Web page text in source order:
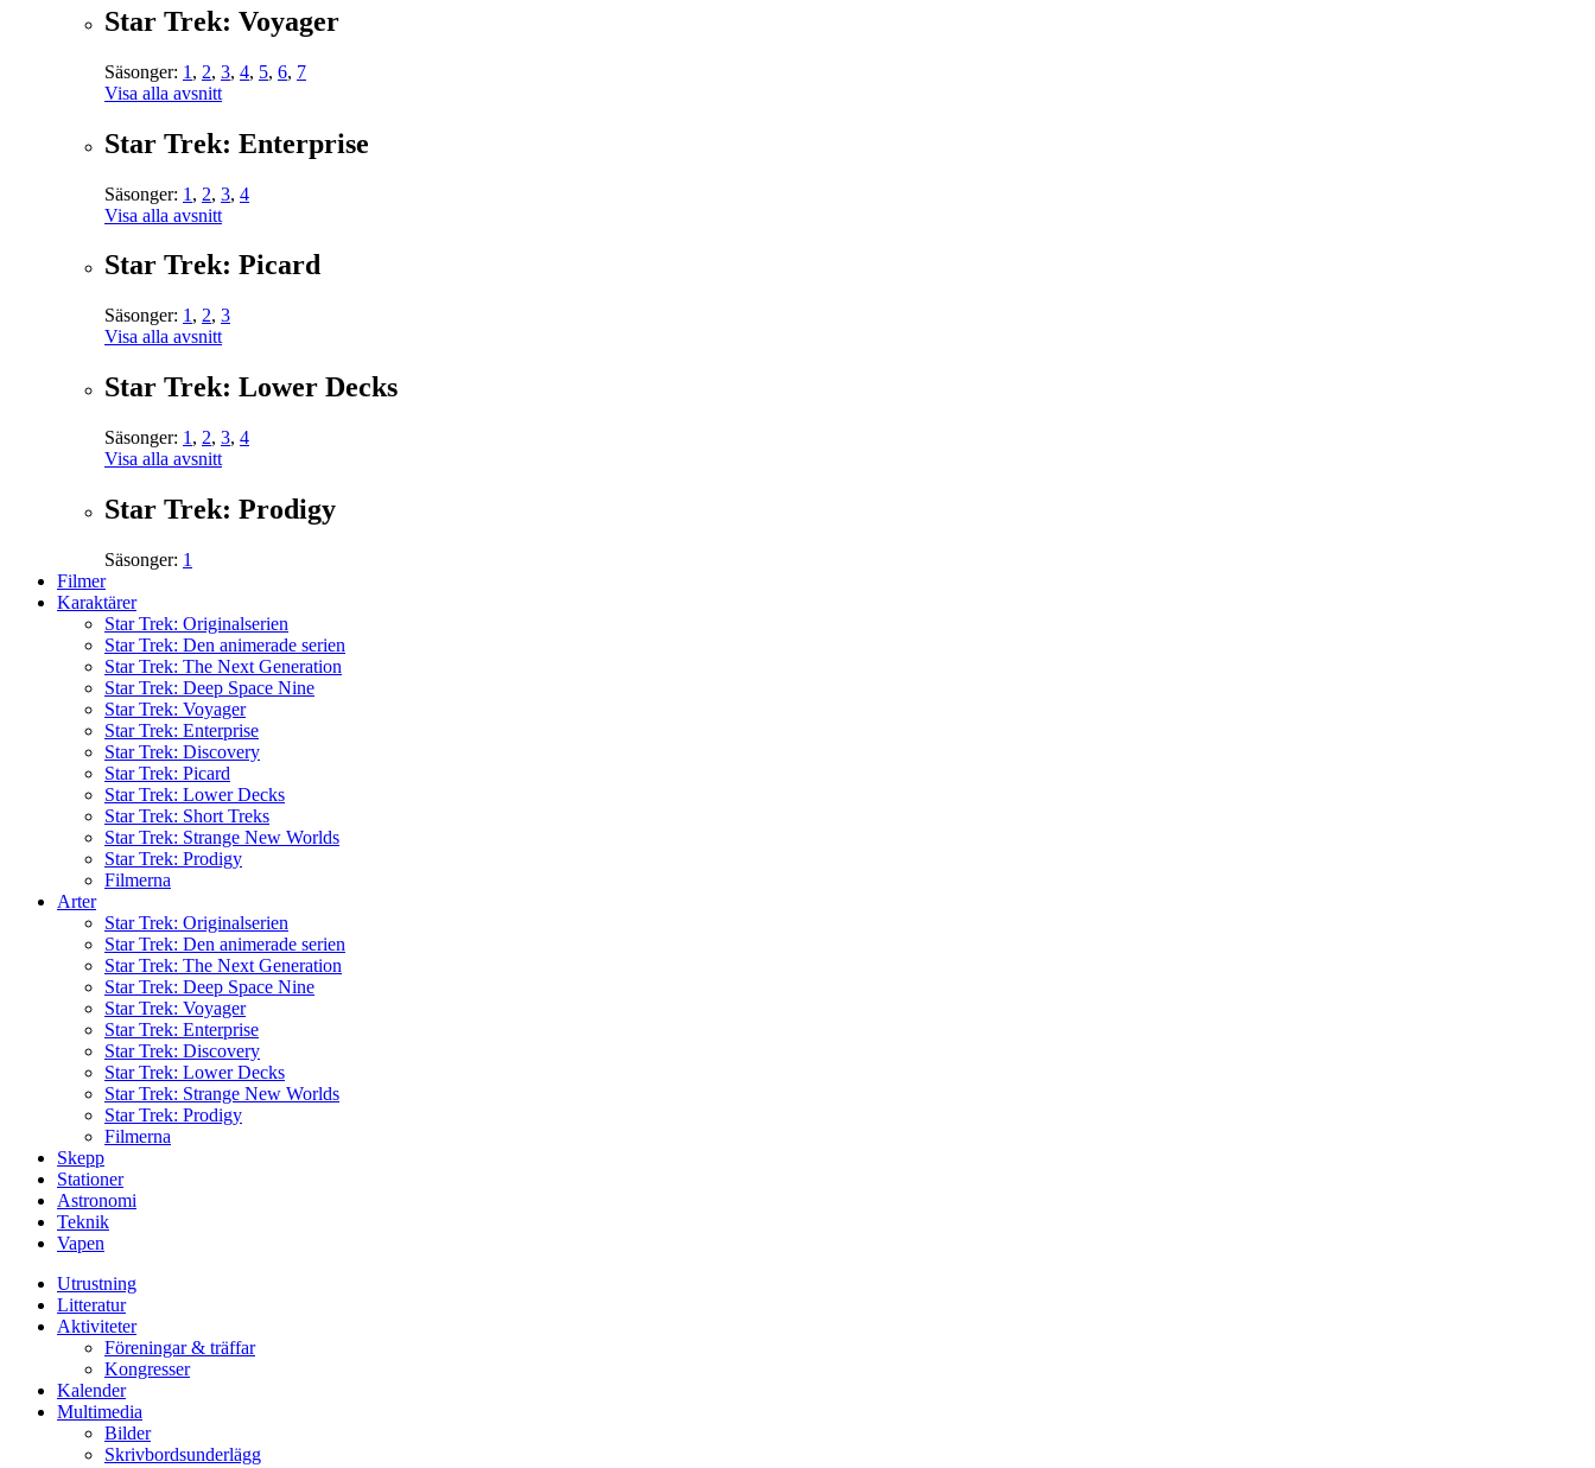
Star Trek: Voyager
Säsonger: 1 , 2, 3, 4, 5, 6, 7
Visa alla avsnitt
Star Trek: Enterprise
Säsonger: 1 , 2, 3, 4
Visa alla avsnitt
Star Trek: Picard
Säsonger: 1 , 2, 3
Visa alla avsnitt
Star Trek: Lower Decks
Säsonger: 1 , 2, 3, 4
Visa alla avsnitt
Star Trek: Prodigy
Säsonger: 1
Filmer
Karaktärer
Star Trek: Originalserien
Star Trek: Den animerade serien
Star Trek: The Next Generation
Star Trek: Deep Space Nine
Star Trek: Voyager
Star Trek: Enterprise
Star Trek: Discovery
Star Trek: Picard
Star Trek: Lower Decks
Star Trek: Short Treks
Star Trek: Strange New Worlds
Star Trek: Prodigy
Filmerna
Arter
Star Trek: Originalserien
Star Trek: Den animerade serien
Star Trek: The Next Generation
Star Trek: Deep Space Nine
Star Trek: Voyager
Star Trek: Enterprise
Star Trek: Discovery
Star Trek: Lower Decks
Star Trek: Strange New Worlds
Star Trek: Prodigy
Filmerna
Skepp
Stationer
Astronomi
Teknik
Vapen
Utrustning
Litteratur
Aktiviteter
Föreningar & träffar
Kongresser
Kalender
Multimedia
Bilder
Skrivbordsunderlägg